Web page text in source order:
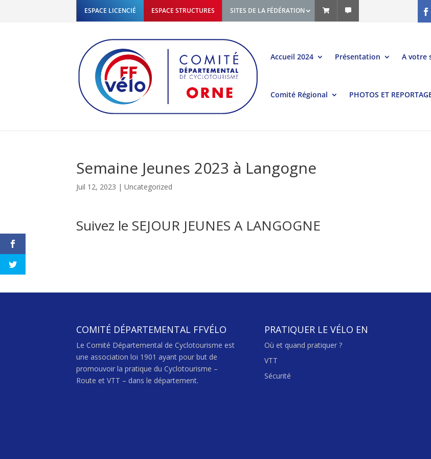
ESPACE LICENCIÉ ESPACE STRUCTURES SITES DE LA FÉDÉRATION
Accueil 2024 Présentation A votre
Comité Régional PHOTOS ET
Semaine Jeunes 2023 à Langogne
Juil 12, 2023 |Uncategorized
Suivez le SEJOUR JEUNES A LANGOGNE
COMITÉ DÉPARTEMENTAL FFVÉLO
Le Comité Départemental de Cyclotourisme est
une association loi 1901 ayant pour but de
promouvoir la pratique du Cyclotourisme –
Route et VTT – dans le département.
PRATIQUER LE VÉLO EN
Où et quand pratiquer ?
VTT
Sécurité